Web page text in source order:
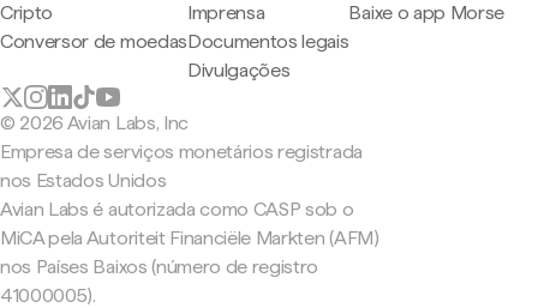
Cripto
Conversor de moedas
Imprensa
Documentos legais
Divulgações
Baixe o app Morse
© 2026 Avian Labs, Inc
Empresa de serviços monetários registrada
nos Estados Unidos
Avian Labs é autorizada como CASP sob o
MiCA pela Autoriteit Financiële Markten (AFM)
nos Países Baixos (número de registro
41000005).